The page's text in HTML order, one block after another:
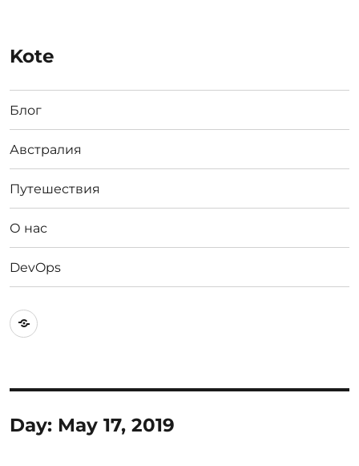
Kote
Блог
Австралия
Путешествия
О нас
DevOps
Австралия
Day: May 17, 2019